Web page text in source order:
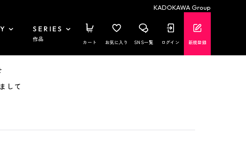
KADOKAWA Group
SERIES
作品 カート お気に入り SNS一覧 ログイン 新規登録
して